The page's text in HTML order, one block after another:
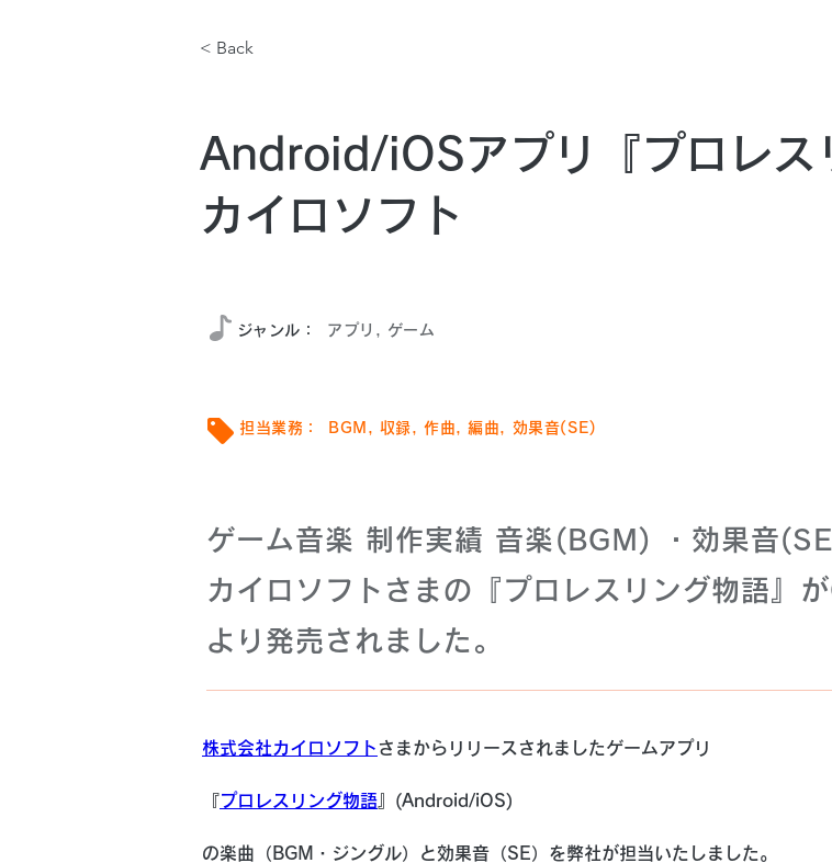
< Back
Android/iOSアプリ『プロレス
カイロソフト
​ジャンル： アプリ, ゲーム
担当業務： BGM, 収録, 作曲, 編曲, 効果音(SE)
ゲーム音楽 制作実績 音楽(BGM) ・効果音
カイロソフトさまの『プロレスリング物語
より発売されました。
株式会社カイロソフト さまからリリースされましたゲームアプリ
『プロレスリング物語 』(Android/iOS)
の楽曲（BGM・ジングル）と効果音（SE）を弊社が担当いたしました。